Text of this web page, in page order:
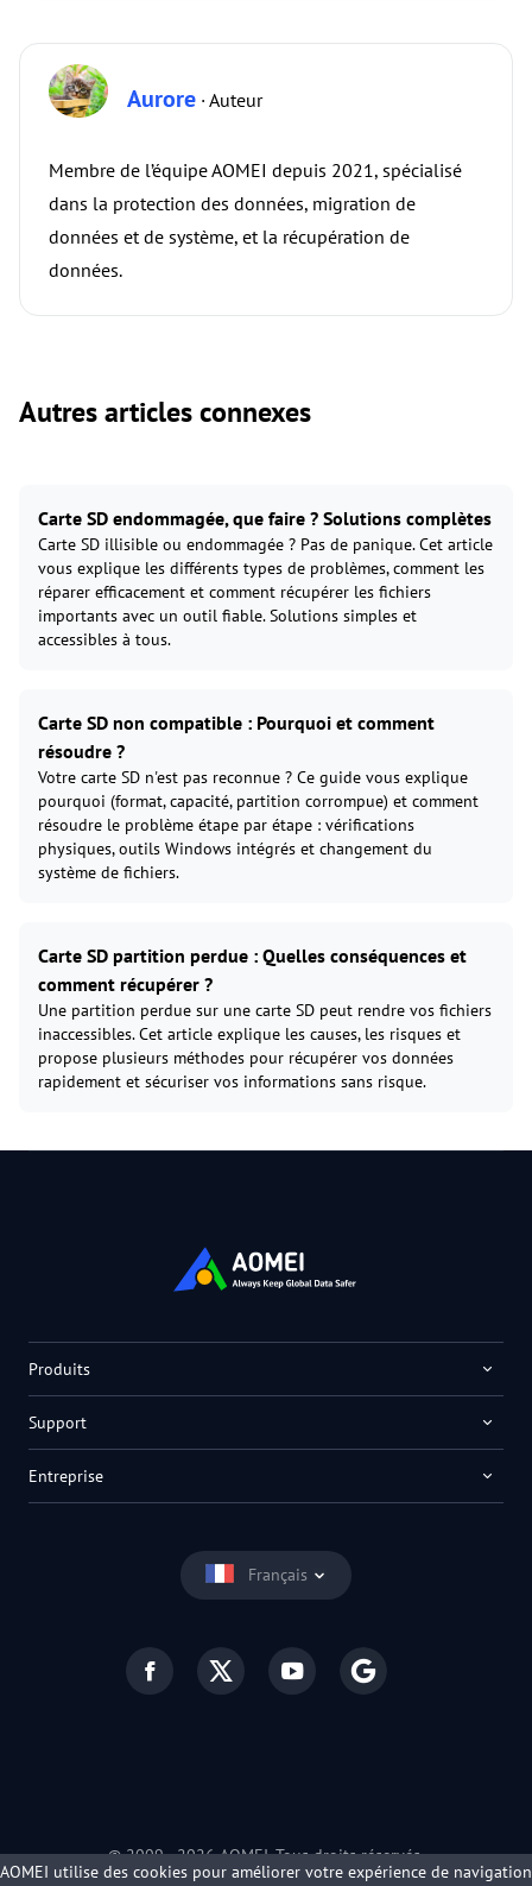
Aurore · Auteur
Membre de l’équipe AOMEI depuis 2021, spécialisé
dans la protection des données, migration de
données et de système, et la récupération de
données.
Autres articles connexes
Carte SD endommagée, que faire ? Solutions complètes
Carte SD illisible ou endommagée ? Pas de panique. Cet article
vous explique les différents types de problèmes, comment les
réparer efficacement et comment récupérer les fichiers
importants avec un outil fiable. Solutions simples et
accessibles à tous.
Carte SD non compatible : Pourquoi et comment
résoudre ?
Votre carte SD n'est pas reconnue ? Ce guide vous explique
pourquoi (format, capacité, partition corrompue) et comment
résoudre le problème étape par étape : vérifications
physiques, outils Windows intégrés et changement du
système de fichiers.
Carte SD partition perdue : Quelles conséquences et
comment récupérer ?
Une partition perdue sur une carte SD peut rendre vos fichiers
inaccessibles. Cet article explique les causes, les risques et
propose plusieurs méthodes pour récupérer vos données
rapidement et sécuriser vos informations sans risque.
Français
Produits
Support
Entreprise
© 2009 -2026AOMEI. Tous droits réservés.
AOMEI utilise des cookies pour améliorer votre expérience de navigation